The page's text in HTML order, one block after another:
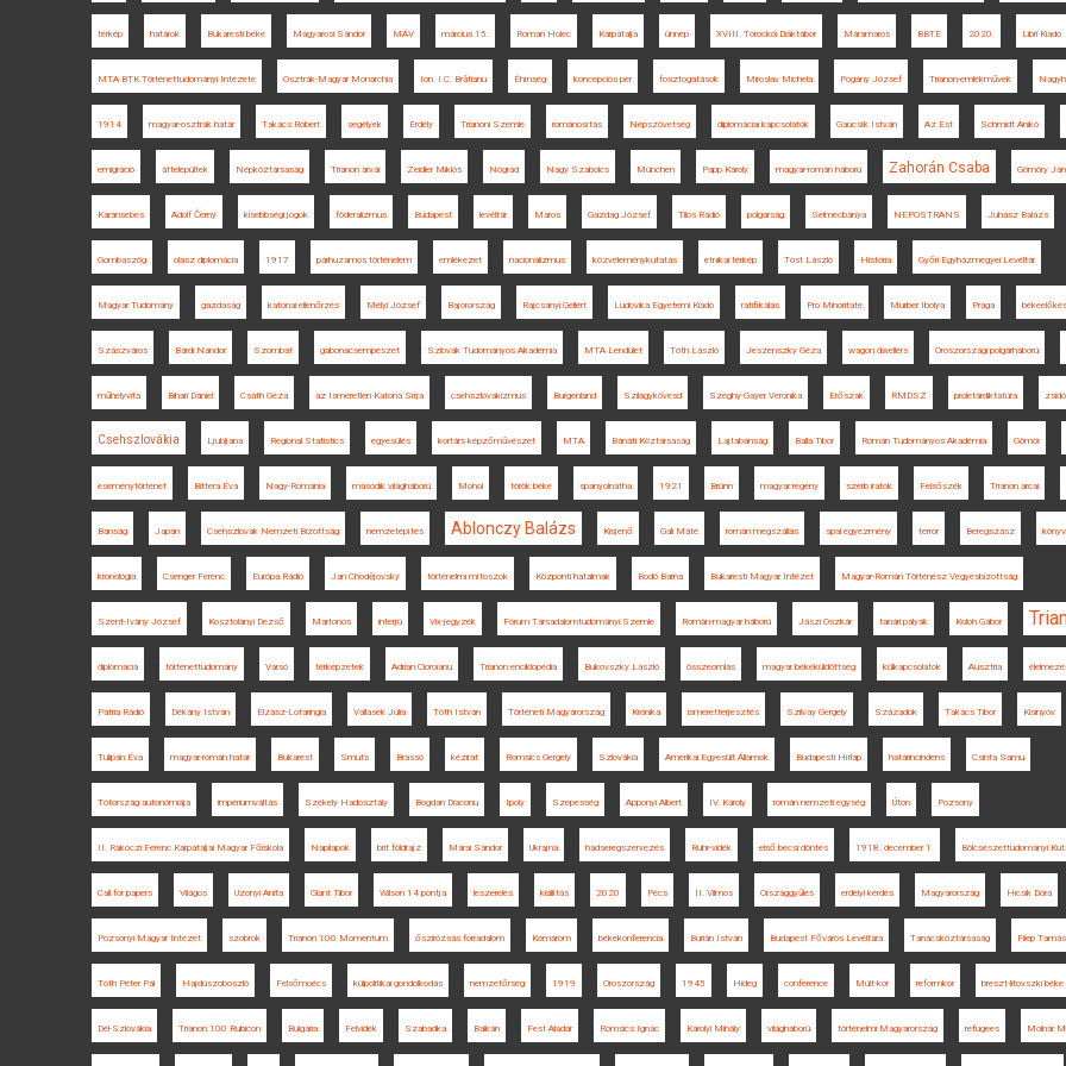
térkép határok Bukaresti béke Magyarosi Sándor MÁV március 15. Roman Holec Kárpátalja ünnep XVIII. Torockói Diáktábor Máramaros BBTE 2020. Libri Kiadó
MTA BTK Történettudományi Intézete Osztrák-Magyar Monarchia Ion. I.C. Brătianu Éhínség koncepciós per fosztogatások Miroslav Michela Pogány József Trianon-emlékművek
1914 magyar-osztrák határ Takács Róbert segélyek Erdély Trianoni Szemle románosítás Népszövetség diplomáciai kapcsolatok Gaucsík István Az Est Schmidt Anikó
emigráció áttelepültek Népköztársaság Trianon árvái Zeidler Miklós Nógrád Nagy Szabolcs München Papp Károly magyar-román háború Zahorán Csaba Gömöry
Karánsebes Adolf Černý kisebbségi jogok föderalizmus Budapest levéltár Maros Gazdag József Tilos Rádió polgárság Selmecbánya NEPOSTRANS Juhász Balázs
Gombaszög olasz diplomácia 1917 párhuzamos történelem emlékezet nacionalizmus közvéleménykutatás etnikai térkép Tost László História Győri Egyházmegyei Levéltár
Magyar Tudomány gazdaság katonai ellenőrzés Mélyi József Bajorország Rajcsányi Gellért Ludovika Egyetemi Kiadó ratifikálás Pro Minoritate Murber Ibolya Prága
Szászváros Bárdi Nándor Szombat gabonacsempészet Szlovák Tudományos Akadémia MTA Lendület Tóth László Jeszenszky Géza wagon dwellers Oroszországi polgárháború
műhelyvita Bihari Dániel Csáth Géza az Ismeretlen Katona Sírja csehszlovakizmus Burgenland Szilágykövesd Szeghy-Gayer Veronika Erőszak RMDSZ proletárdiktatúra
Csehszlovákia Ljubljana Regional Statistics egyesülés kortárs képzőművészet MTA Bánáti Köztársaság Lajtabánság Balla Tibor Román Tudományos Akadémia Gömör
eseménytörténet Bittera Éva Nagy-Románia második világháború Mohol török béke spanyolnátha 1921 Brünn magyar regény szerb iratok Felsőszék Trianon arcai
Bánság Japán Csehszlovák Nemzeti Bizottság nemzetépítés Ablonczy Balázs Kisjenő Gali Máté román megszállás spai egyezmény terror Beregszász
kronológia Csenger Ferenc Európa Rádió Jan Chodějovský történelmi mítoszok Központi hatalmak Bodó Barna Bukaresti Magyar Intézet Magyar-Román Történész Vegyesbizottság
Szent-Ivány József Kosztolányi Dezső Martonos interjú Vix-jegyzék Fórum Társadalomtudományi Szemle Román-magyar háború Jászi Oszkár tanári pályák Koloh Gábor
diplomácia történettudomány Varsó térképzetek Adrian Cioroianu Trianon enciklopédia Bukovszky László összeomlás magyar békeküldöttség külkapcsolatok Ausztria
Pátria Rádió Dékány István Elzász-Lotaringia Vallasek Júlia Tóth István Történeti Magyarország Krónika ismeretterjesztés Szilvay Gergely Századok Takács Tibor Kisinyov
Tulipán Éva magyar-román határ Bukarest Smuts Brassó kézirat Romsics Gergely Szlovákia Amerikai Egyesült Államok Budapesti Hírlap határincindens Csinta Samu
Tótország autonómiája impériumváltás Székely Hadosztály Bogdan Diaconu Ipoly Szepesség Apponyi Albert IV. Károly román nemzeti egység Úton Pozsony
II. Rákóczi Ferenc Kárpátaljai Magyar Főiskola Napilapok brit földrajz Márai Sándor Ukrajna hadseregszervezés Ruhr-vidék első bécsi döntés 1918. december 1. Bölcsészettudományi
Call for papers Világos Uzonyi Anita Glant Tibor Wilson 14 pontja leszerelés kiállítás 2020 Pécs II. Vilmos Országgyűlés erdélyi kérdés Magyarország Hicsik Dóra
Pozsonyi Magyar Intézet szobrok Trianon 100 Momentum őszirózsás forradalom Komárom békekonferencia Burián István Budapest Főváros Levéltára Tanácsköztársaság Filep
Tóth Péter Pál Hajdúszoboszló Felsőmoécs külpolitikai gondolkodás nemzetőrség 1919 Oroszország 1945 Hideg conference Múlt-kor reformkor breszt-litovszki béke
Dél-Szlovákia Trianon 100 Rubicon Bulgária Felvidék Szabadka Balkán Fest Aladár Romsics Ignác Károlyi Mihály világháború történelmi Magyarország refugees Molnár